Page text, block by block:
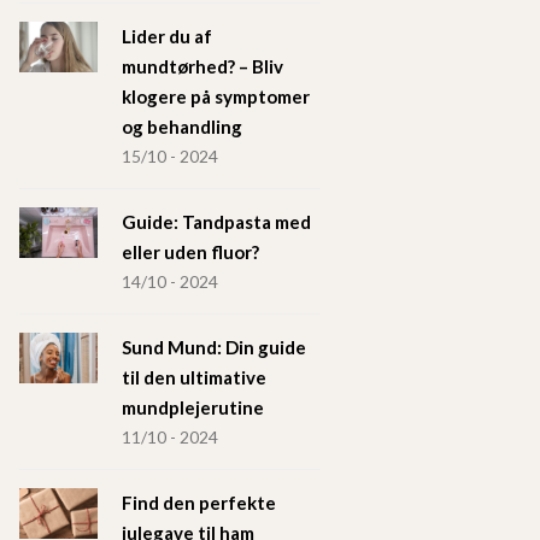
Lider du af
mundtørhed? – Bliv
klogere på symptomer
og behandling
15/10 - 2024
Guide: Tandpasta med
eller uden fluor?
14/10 - 2024
Sund Mund: Din guide
til den ultimative
mundplejerutine
11/10 - 2024
Find den perfekte
julegave til ham